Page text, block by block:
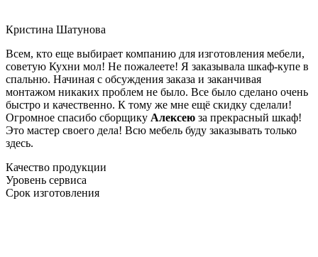
Кристина Шатунова
Всем, кто еще выбирает компанию для изготовления мебели,
советую Кухни мол! Не пожалеете! Я заказывала шкаф-купе в
спальню. Начиная с обсуждения заказа и заканчивая
монтажом никаких проблем не было. Все было сделано очень
быстро и качественно. К тому же мне ещё скидку сделали!
Огромное спасибо сборщику Алексею за прекрасный шкаф!
Это мастер своего дела! Всю мебель буду заказывать только
здесь.
Качество продукции
Уровень сервиса
Срок изготовления